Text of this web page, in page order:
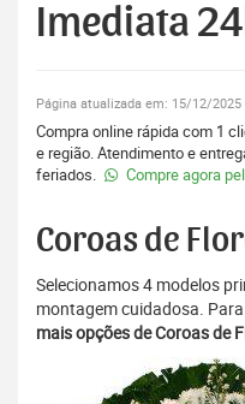
Imediata
Página atualizada em: 15/12/2025
Compra online rápida com 1
e região. Atendimento e
feriados.
Compre agora
Coroas de
Selecionamos 4 modelos
montagem cuidadosa.
mais opções de Coroas de